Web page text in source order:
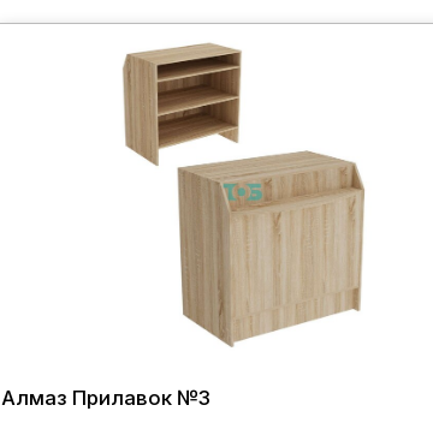
Алмаз Прилавок №3